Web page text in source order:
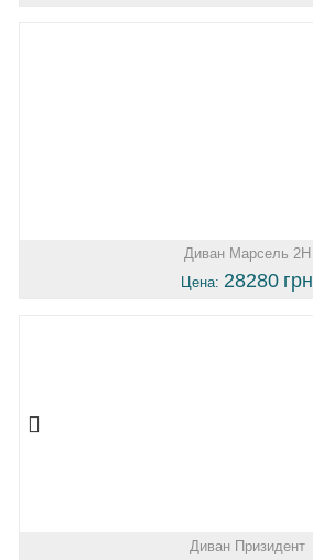
Диван Марсель 2Н
Цена: 28280 грн
Диван Призидент